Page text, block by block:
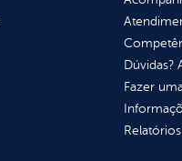
Dúvidas?
Fazer